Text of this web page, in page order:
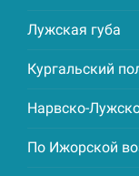
Лужская губа
Кургальский
Нарвско-
По Ижорской